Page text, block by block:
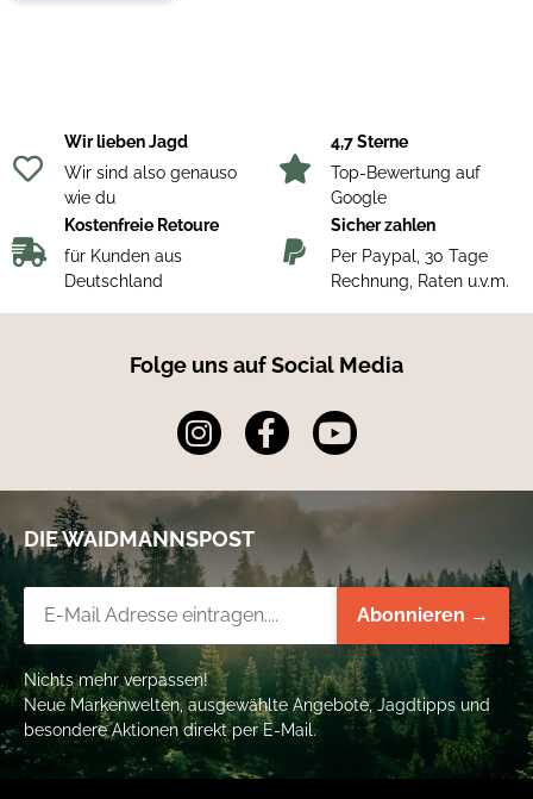
Wir lieben Jagd
Wir sind also genauso
wie du
4,7 Sterne
Top-Bewertung auf
Google
Kostenfreie Retoure
für Kunden aus
Deutschland
Sicher zahlen
Per Paypal, 30 Tage
Rechnung, Raten u.v.m.
Folge uns auf Social Media
DIE WAIDMANNSPOST
Abonnieren →
Nichts mehr verpassen!
Neue Markenwelten, ausgewählte Angebote, Jagdtipps und
besondere Aktionen direkt per E-Mail.